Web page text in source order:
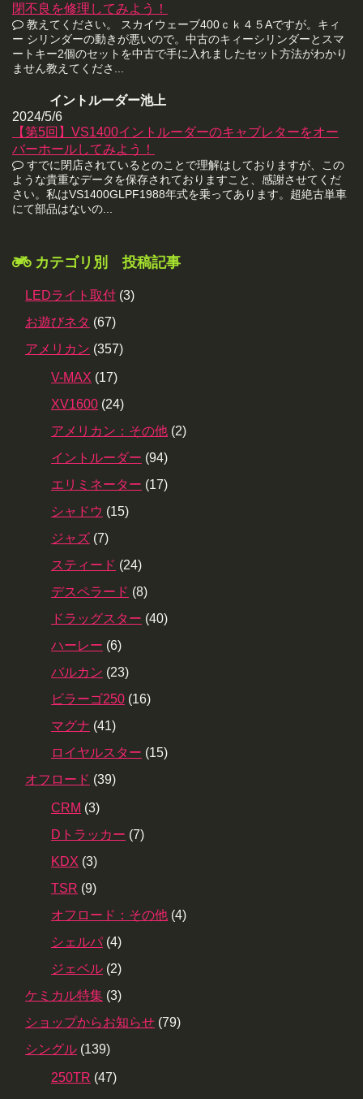
閉不良を修理してみよう！
教えてください。 スカイウェーブ400ｃｋ４５Aですが。キィ
ー シリンダーの動きが悪いので。中古のキィーシリンダーとスマ
ートキー2個のセットを中古で手に入れましたセット方法がわかり
ません教えてくださ...
イントルーダー池上
2024/5/6
【第5回】VS1400イントルーダーのキャブレターをオー
バーホールしてみよう！
すでに閉店されているとのことで理解はしておりますが、この
ような貴重なデータを保存されておりますこと、感謝させてくだ
さい。私はVS1400GLPF1988年式を乗ってあります。超絶古単車
にて部品はないの...
カテゴリ別 投稿記事
LEDライト取付 (3)
お遊びネタ (67)
アメリカン (357)
V-MAX (17)
XV1600 (24)
アメリカン：その他 (2)
イントルーダー (94)
エリミネーター (17)
シャドウ (15)
ジャズ (7)
スティード (24)
デスペラード (8)
ドラッグスター (40)
ハーレー (6)
バルカン (23)
ビラーゴ250 (16)
マグナ (41)
ロイヤルスター (15)
オフロード (39)
CRM (3)
Dトラッカー (7)
KDX (3)
TSR (9)
オフロード：その他 (4)
シェルパ (4)
ジェベル (2)
ケミカル特集 (3)
ショップからお知らせ (79)
シングル (139)
250TR (47)